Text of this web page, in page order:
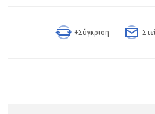
+Σύγκριση